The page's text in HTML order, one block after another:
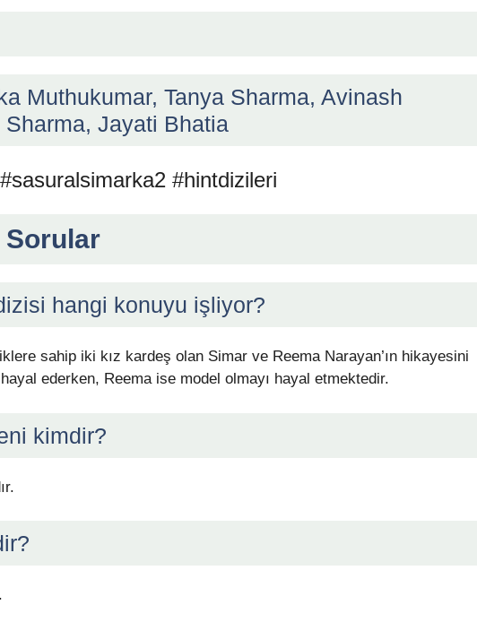
Muthukumar, Tanya Sharma, Avinash
Jayati Bhatia
#hintdizileri
Sorular
hangi konuyu işliyor?
sahip iki kız kardeş olan Simar ve Reema Narayan’ın hikayesini
ederken, Reema ise model olmayı hayal etmektedir.
kimdir?